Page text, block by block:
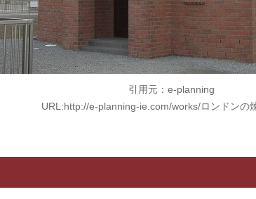
引用元：e-planning
URL:http://e-planning-ie.com/works/ロンドンの